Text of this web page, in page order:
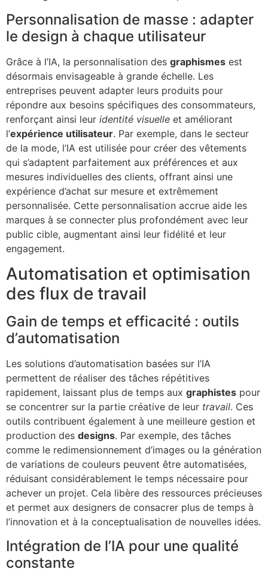
Personnalisation de masse : adapter
le design à chaque utilisateur
Grâce à l’IA, la personnalisation des graphismes est
désormais envisageable à grande échelle. Les
entreprises peuvent adapter leurs produits pour
répondre aux besoins spécifiques des consommateurs,
renforçant ainsi leur identité visuelle et améliorant
l’expérience utilisateur. Par exemple, dans le secteur
de la mode, l’IA est utilisée pour créer des vêtements
qui s’adaptent parfaitement aux préférences et aux
mesures individuelles des clients, offrant ainsi une
expérience d’achat sur mesure et extrêmement
personnalisée. Cette personnalisation accrue aide les
marques à se connecter plus profondément avec leur
public cible, augmentant ainsi leur fidélité et leur
engagement.
Automatisation et optimisation
des flux de travail
Gain de temps et efficacité : outils
d’automatisation
Les solutions d’automatisation basées sur l’IA
permettent de réaliser des tâches répétitives
rapidement, laissant plus de temps aux graphistes pour
se concentrer sur la partie créative de leur travail. Ces
outils contribuent également à une meilleure gestion et
production des designs. Par exemple, des tâches
comme le redimensionnement d’images ou la génération
de variations de couleurs peuvent être automatisées,
réduisant considérablement le temps nécessaire pour
achever un projet. Cela libère des ressources précieuses
et permet aux designers de consacrer plus de temps à
l’innovation et à la conceptualisation de nouvelles idées.
Intégration de l’IA pour une qualité
constante